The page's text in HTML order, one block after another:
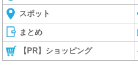
スポット
まとめ
【PR】ショッピング